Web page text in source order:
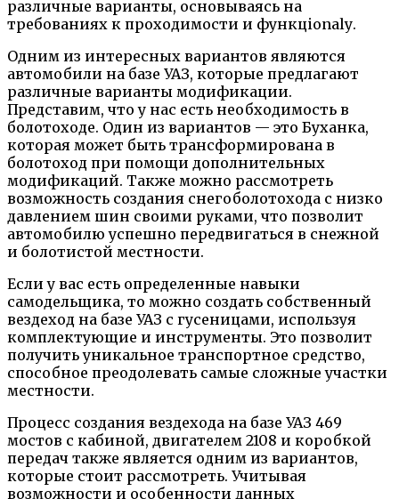
различные варианты, основываясь на
требованиях к проходимости и функцionalу.
Одним из интересных вариантов являются
автомобили на базе УАЗ, которые предлагают
различные варианты модификации.
Представим, что у нас есть необходимость в
болотоходе. Один из вариантов — это Буханка,
которая может быть трансформирована в
болотоход при помощи дополнительных
модификаций. Также можно рассмотреть
возможность создания снегоболотохода с низко
давлением шин своими руками, что позволит
автомобилю успешно передвигаться в снежной
и болотистой местности.
Если у вас есть определенные навыки
самодельщика, то можно создать собственный
вездеход на базе УАЗ с гусеницами, используя
комплектующие и инструменты. Это позволит
получить уникальное транспортное средство,
способное преодолевать самые сложные участки
местности.
Процесс создания вездехода на базе УАЗ 469
мостов с кабиной, двигателем 2108 и коробкой
передач также является одним из вариантов,
которые стоит рассмотреть. Учитывая
возможности и особенности данных